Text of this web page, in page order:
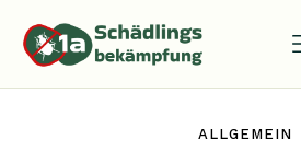
ALLGEMEIN